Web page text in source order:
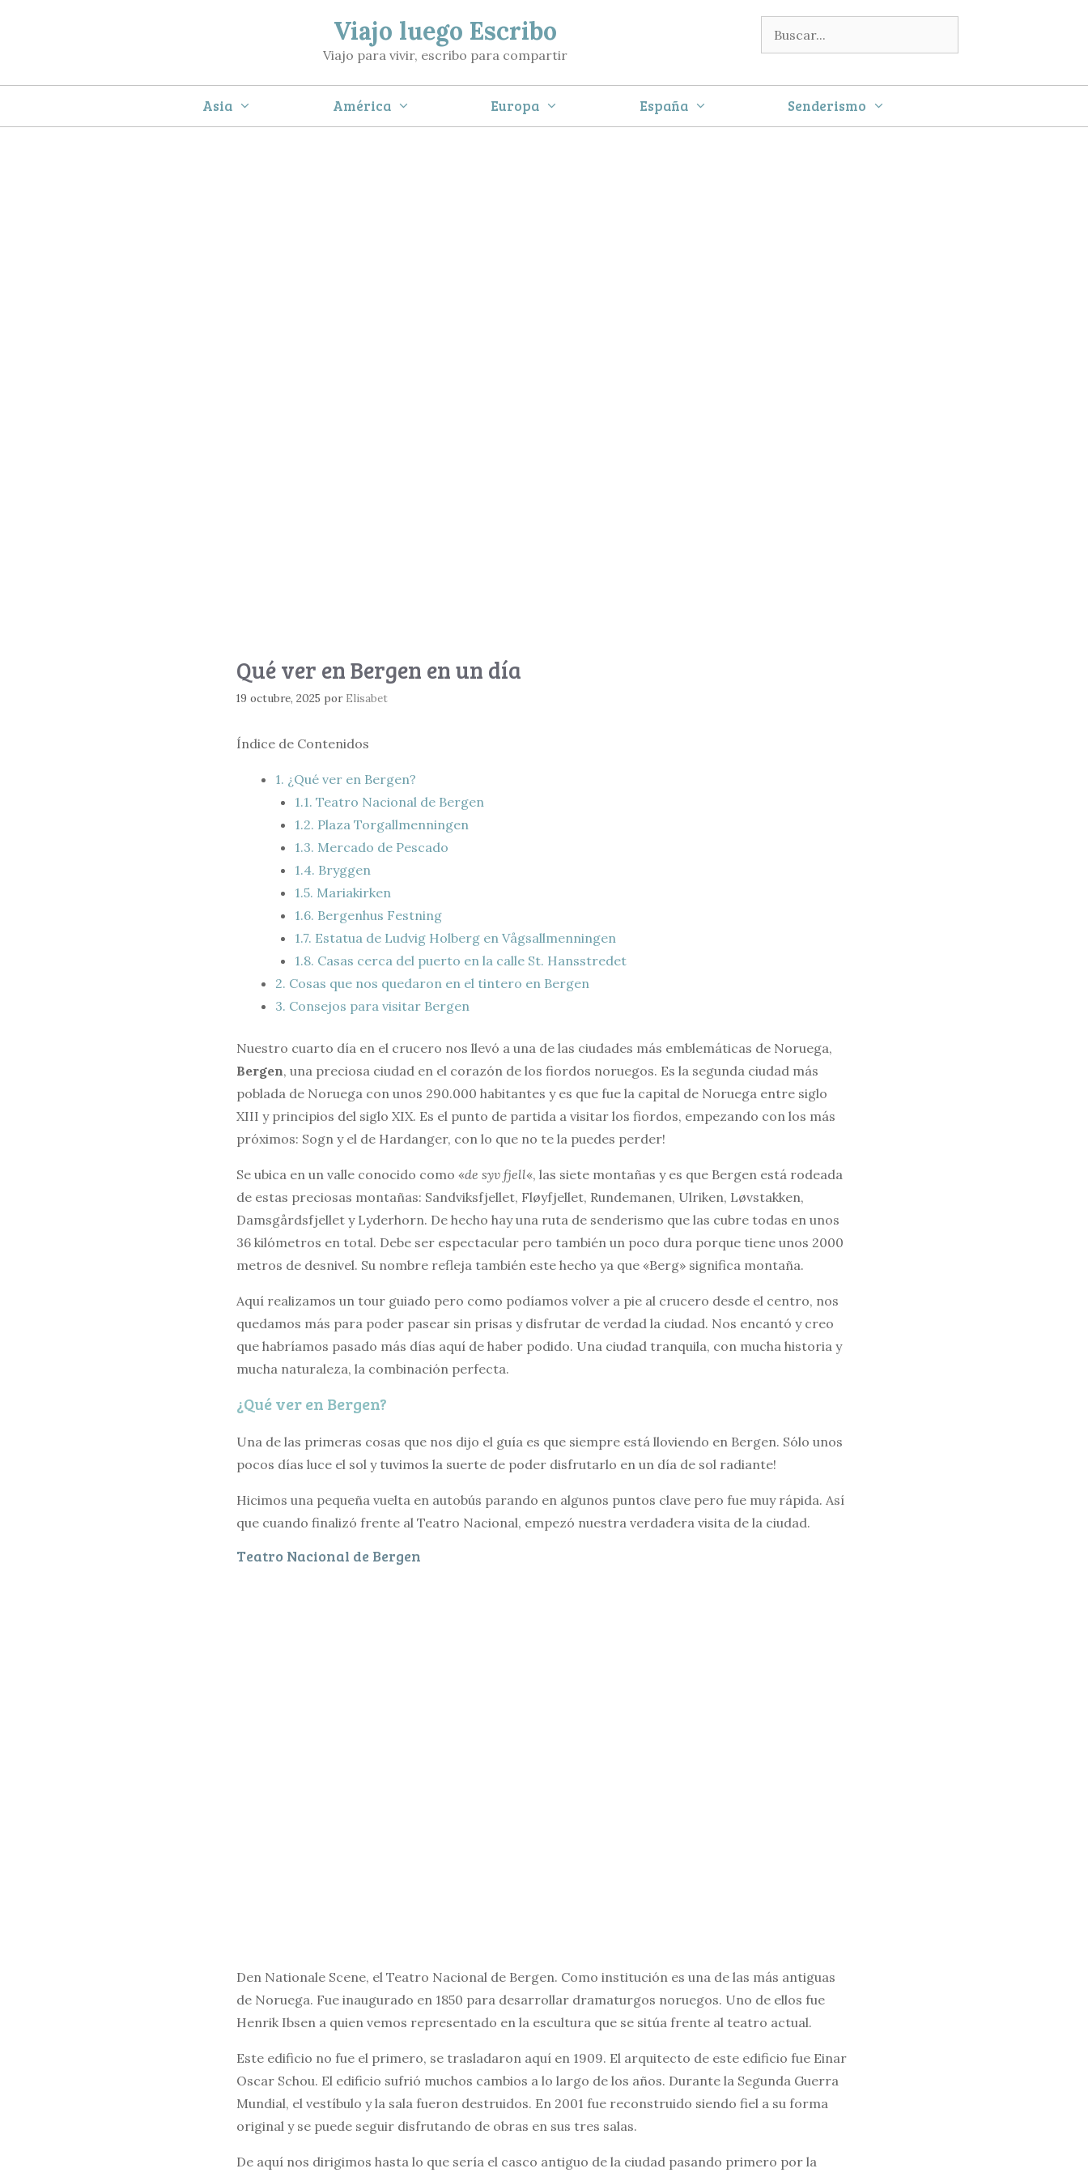
Buscar:
Viajo luego Escribo
Viajo para vivir, escribo para compartir
Asia América Europa España Senderismo
Qué ver en Bergen en un día
19 octubre, 2025 por Elisabet
Índice de Contenidos
1. ¿Qué ver en Bergen?
1.1. Teatro Nacional de Bergen
1.2. Plaza Torgallmenningen
1.3. Mercado de Pescado
1.4. Bryggen
1.5. Mariakirken
1.6. Bergenhus Festning
1.7. Estatua de Ludvig Holberg en Vågsallmenningen
1.8. Casas cerca del puerto en la calle St. Hansstredet
2. Cosas que nos quedaron en el tintero en Bergen
3. Consejos para visitar Bergen
Nuestro cuarto día en el crucero nos llevó a una de las ciudades más emblemáticas de Noruega,
Bergen, una preciosa ciudad en el corazón de los fiordos noruegos. Es la segunda ciudad más
poblada de Noruega con unos 290.000 habitantes y es que fue la capital de Noruega entre siglo
XIII y principios del siglo XIX. Es el punto de partida a visitar los fiordos, empezando con los más
próximos: Sogn y el de Hardanger, con lo que no te la puedes perder!
Se ubica en un valle conocido como «de syv fjell«, las siete montañas y es que Bergen está rodeada
de estas preciosas montañas: Sandviksfjellet, Fløyfjellet, Rundemanen, Ulriken, Løvstakken,
Damsgårdsfjellet y Lyderhorn. De hecho hay una ruta de senderismo que las cubre todas en unos
36 kilómetros en total. Debe ser espectacular pero también un poco dura porque tiene unos 2000
metros de desnivel. Su nombre refleja también este hecho ya que «Berg» significa montaña.
Aquí realizamos un tour guiado pero como podíamos volver a pie al crucero desde el centro, nos
quedamos más para poder pasear sin prisas y disfrutar de verdad la ciudad. Nos encantó y creo
que habríamos pasado más días aquí de haber podido. Una ciudad tranquila, con mucha historia y
mucha naturaleza, la combinación perfecta.
¿Qué ver en Bergen?
Una de las primeras cosas que nos dijo el guía es que siempre está lloviendo en Bergen. Sólo unos
pocos días luce el sol y tuvimos la suerte de poder disfrutarlo en un día de sol radiante!
Hicimos una pequeña vuelta en autobús parando en algunos puntos clave pero fue muy rápida. Así
que cuando finalizó frente al Teatro Nacional, empezó nuestra verdadera visita de la ciudad.
Teatro Nacional de Bergen
Den Nationale Scene, el Teatro Nacional de Bergen. Como institución es una de las más antiguas
de Noruega. Fue inaugurado en 1850 para desarrollar dramaturgos noruegos. Uno de ellos fue
Henrik Ibsen a quien vemos representado en la escultura que se sitúa frente al teatro actual.
Este edificio no fue el primero, se trasladaron aquí en 1909. El arquitecto de este edificio fue Einar
Oscar Schou. El edificio sufrió muchos cambios a lo largo de los años. Durante la Segunda Guerra
Mundial, el vestíbulo y la sala fueron destruidos. En 2001 fue reconstruido siendo fiel a su forma
original y se puede seguir disfrutando de obras en sus tres salas.
De aquí nos dirigimos hasta lo que sería el casco antiguo de la ciudad pasando primero por la